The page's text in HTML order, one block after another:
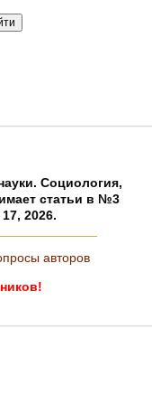
Социология,
статьи в №3
2026.
авторов